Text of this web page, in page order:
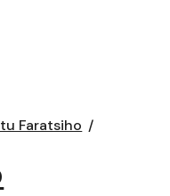
Faratsiho